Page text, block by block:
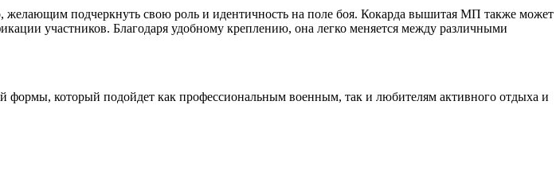
желающим подчеркнуть свою роль и идентичность на поле боя. Кокарда вышитая МП также может
участников. Благодаря удобному креплению, она легко меняется между различными
который подойдет как профессиональным военным, так и любителям активного отдыха и